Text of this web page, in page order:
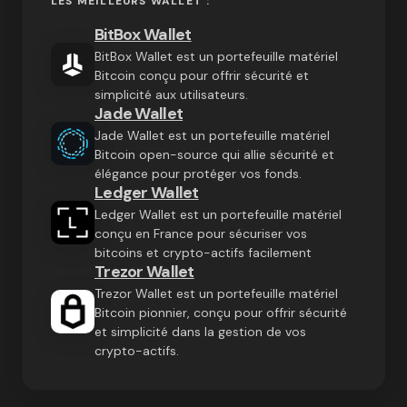
BitBox Wallet
BitBox Wallet est un portefeuille matériel
Bitcoin conçu pour offrir sécurité et
simplicité aux utilisateurs.
Jade Wallet
Jade Wallet est un portefeuille matériel
Bitcoin open-source qui allie sécurité et
élégance pour protéger vos fonds.
Ledger Wallet
Ledger Wallet est un portefeuille matériel
conçu en France pour sécuriser vos
bitcoins et crypto-actifs facilement
Trezor Wallet
Trezor Wallet est un portefeuille matériel
Bitcoin pionnier, conçu pour offrir sécurité
et simplicité dans la gestion de vos
crypto-actifs.